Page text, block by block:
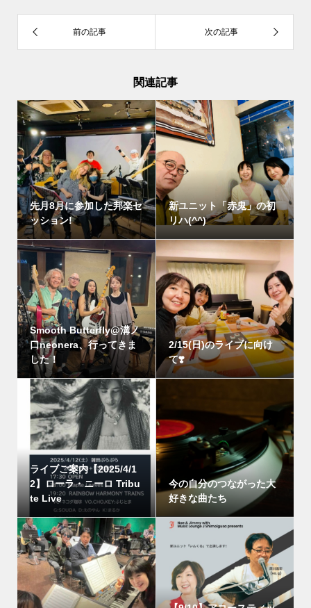
関連記事
先月8月に参加した邦楽セ
ッション!
新ユニット「赤鬼」の初
リハ(^^)
Smooth Butterfly@溝ノ
口neonera、行ってきま
した！
2/15(日)のライブに向け
て❣️
ライブご案内【2025/4/1
2】ローラ・ニーロ Tribu
te Live
今の自分のつながった大
好きな曲たち